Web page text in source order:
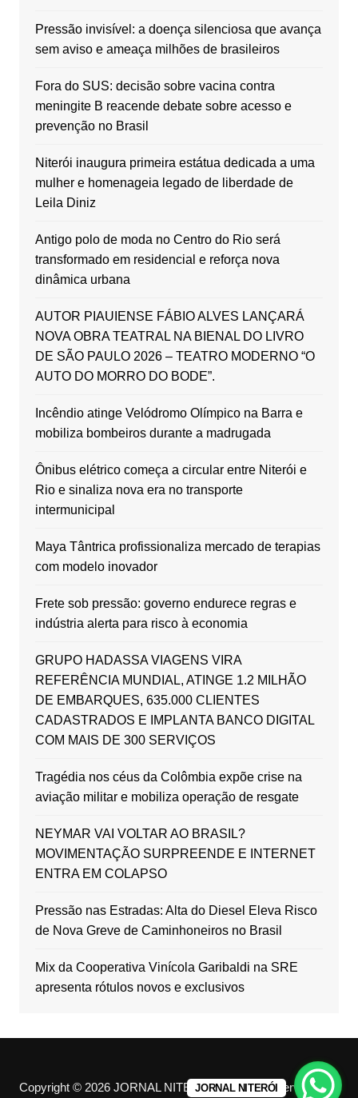
Pressão invisível: a doença silenciosa que avança
sem aviso e ameaça milhões de brasileiros
Fora do SUS: decisão sobre vacina contra
meningite B reacende debate sobre acesso e
prevenção no Brasil
Niterói inaugura primeira estátua dedicada a uma
mulher e homenageia legado de liberdade de
Leila Diniz
Antigo polo de moda no Centro do Rio será
transformado em residencial e reforça nova
dinâmica urbana
AUTOR PIAUIENSE FÁBIO ALVES LANÇARÁ
NOVA OBRA TEATRAL NA BIENAL DO LIVRO
DE SÃO PAULO 2026 – TEATRO MODERNO “O
AUTO DO MORRO DO BODE”.
Incêndio atinge Velódromo Olímpico na Barra e
mobiliza bombeiros durante a madrugada
Ônibus elétrico começa a circular entre Niterói e
Rio e sinaliza nova era no transporte
intermunicipal
Maya Tântrica profissionaliza mercado de terapias
com modelo inovador
Frete sob pressão: governo endurece regras e
indústria alerta para risco à economia
GRUPO HADASSA VIAGENS VIRA
REFERÊNCIA MUNDIAL, ATINGE 1.2 MILHÃO
DE EMBARQUES, 635.000 CLIENTES
CADASTRADOS E IMPLANTA BANCO DIGITAL
COM MAIS DE 300 SERVIÇOS
Tragédia nos céus da Colômbia expõe crise na
aviação militar e mobiliza operação de resgate
NEYMAR VAI VOLTAR AO BRASIL?
MOVIMENTAÇÃO SURPREENDE E INTERNET
ENTRA EM COLAPSO
Pressão nas Estradas: Alta do Diesel Eleva Risco
de Nova Greve de Caminhoneiros no Brasil
Mix da Cooperativa Vinícola Garibaldi na SRE
apresenta rótulos novos e exclusivos
Copyright © 2026 JORNAL NITERÓI. All rights reserved.
JORNAL NITERÓI